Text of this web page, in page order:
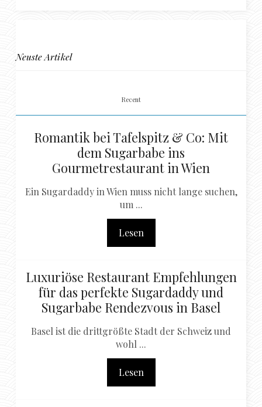
Neuste Artikel
Recent
Romantik bei Tafelspitz & Co: Mit
dem Sugarbabe ins
Gourmetrestaurant in Wien
Ein Sugardaddy in Wien muss nicht lange suchen,
um ...
Lesen
Luxuriöse Restaurant Empfehlungen
für das perfekte Sugardaddy und
Sugarbabe Rendezvous in Basel
Basel ist die drittgrößte Stadt der Schweiz und
wohl ...
Lesen